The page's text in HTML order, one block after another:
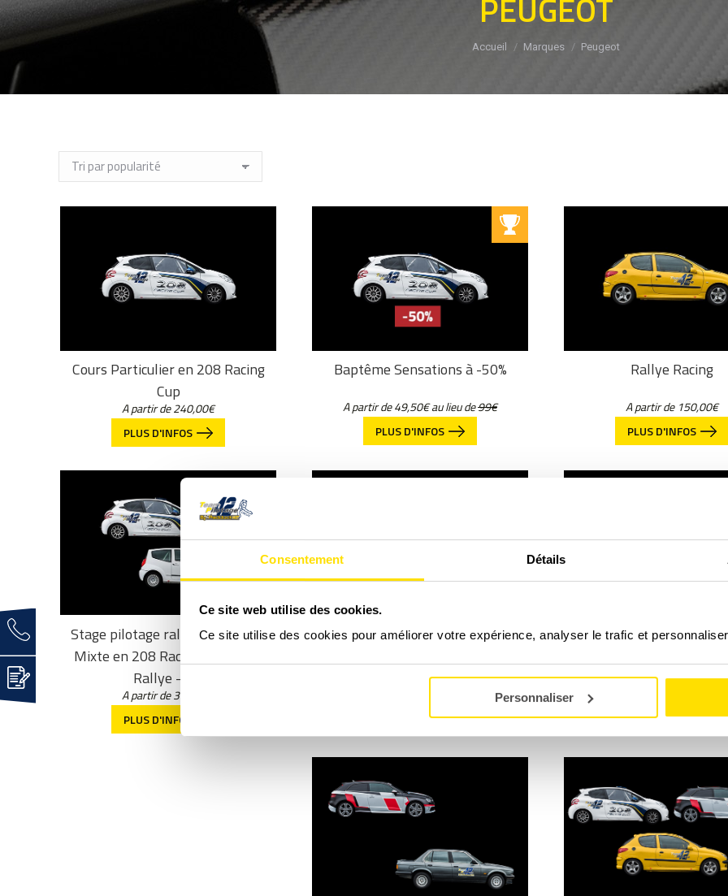
Consentement Détails
Ce site web utilise des cookies.
Ce site utilise des cookies pour améliorer votre expérience, analyser le trafic et
Personnaliser
PEUGEOT
Vous êtes ici :
Accueil Marques Peugeot
Cours Particulier en 208 Racing
Cup
A partir de240,00€
PLUS D'INFOS
Baptême Sensations à -50%
A partir de49,50€au lieu de99€
PLUS D'INFOS
Rallye Racing
A partir de 150,00€
PLUS D'INFOS
Stage pilotage rallye particulier
Mixte en 208 Racing Cup et C2
Rallye – 2h
A partir de390,00
PLUS D'INFOS
Stage performances Découverte